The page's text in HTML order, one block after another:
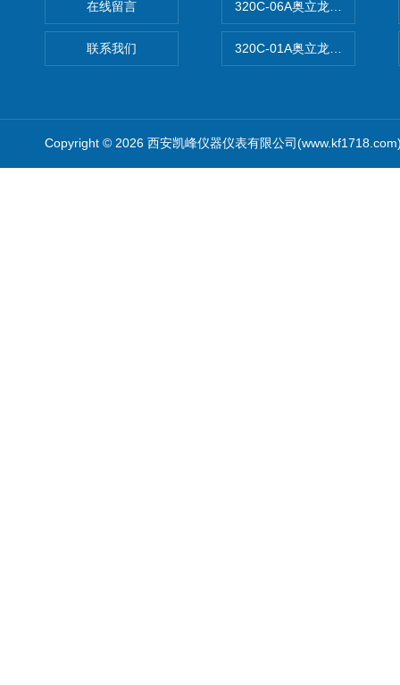
在线留言
联系我们
320C-06A奥立龙实验室便携
320C-01A奥立龙实验室便携
Copyright © 2026 西安凯峰仪器仪表有限公司